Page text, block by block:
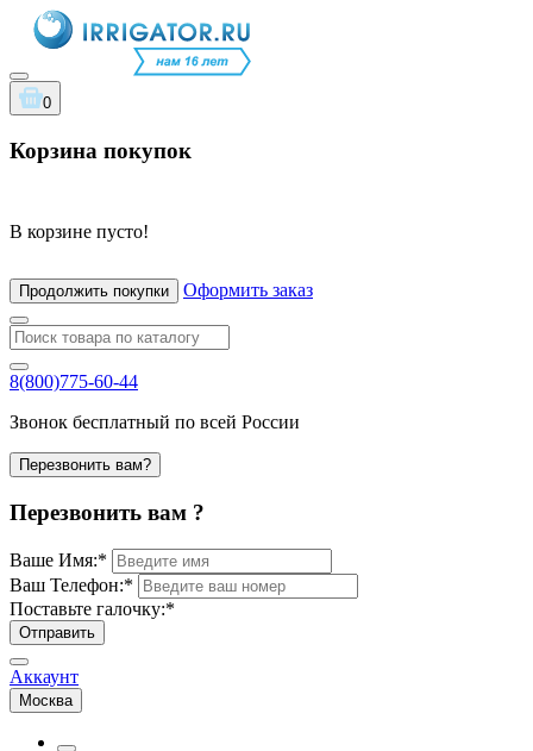
0
Корзина покупок
В корзине пусто!
Продолжить покупки Оформить заказ
8(800)775-60-44
Звонок бесплатный по всей России
Перезвонить вам?
Перезвонить вам ?
Ваше Имя:*
Ваш Телефон:*
Поставьте галочку:*
Отправить
Аккаунт
Москва